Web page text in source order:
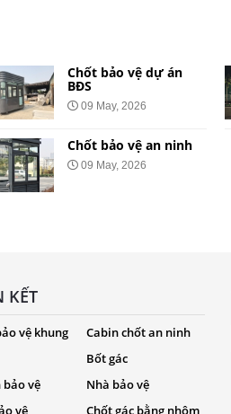
Chốt bảo vệ dự án
BĐS
09 May, 2026
Chốt bảo vệ an ninh
09 May, 2026
KẾT
vệ khung
Cabin chốt an ninh
Bốt gác
bảo vệ
Nhà bảo vệ
vệ
Chốt gác bằng nhôm